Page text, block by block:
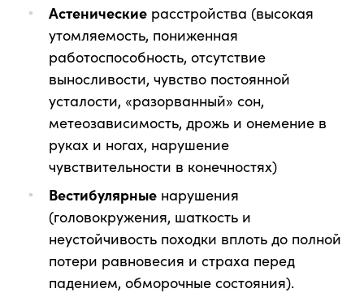
Астенические расстройства (высокая
утомляемость, пониженная
работоспособность, отсутствие
выносливости, чувство постоянной
усталости, «разорванный» сон,
метеозависимость, дрожь и онемение в
руках и ногах, нарушение
чувствительности в конечностях)
Вестибулярные нарушения
(головокружения, шаткость и
неустойчивость походки вплоть до полной
потери равновесия и страха перед
падением, обморочные состояния).